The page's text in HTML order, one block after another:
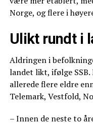
Norge, og flere i
Ulikt rundt i
Aldringen i
landet likt, ifølge
allerede flere eldre
Telemark, Vestfold,
– Innen de neste to